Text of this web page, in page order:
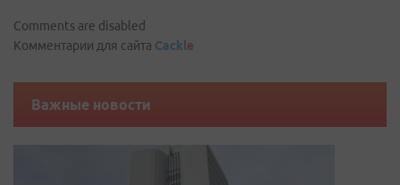
Comments are disabled
Комментарии для сайта Cackle
Важные новости